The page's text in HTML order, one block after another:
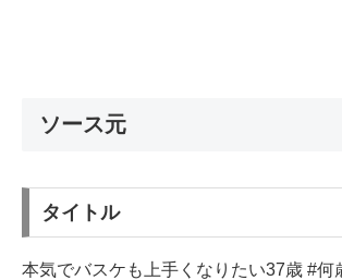
ソース元
タイトル
本気でバスケも上手くなりたい37歳 #何